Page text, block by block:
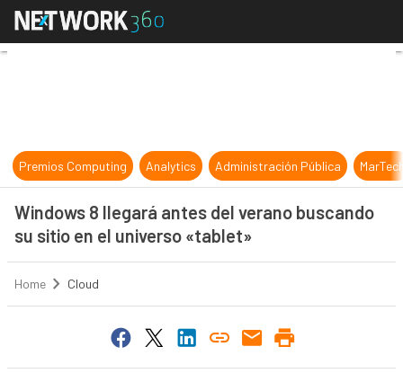
Windows 8 llegará antes del
Premios Computing Analytics Administración Pública
Windows 8 llegará antes del verano buscando
su sitio en el universo «tablet»
Home Cloud